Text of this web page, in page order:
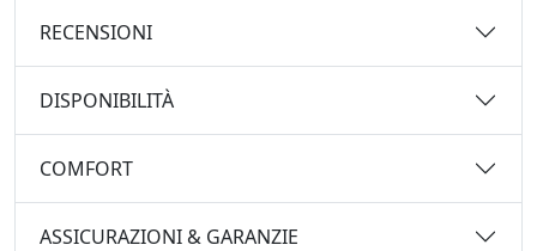
RECENSIONI
DISPONIBILITÀ
COMFORT
ASSICURAZIONI & GARANZIE